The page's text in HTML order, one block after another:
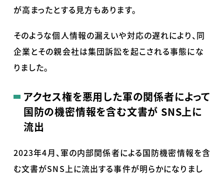
が高まったとする見方もあります。
そのような個人情報の漏えいや対応の遅れにより、同
企業とその親会社は集団訴訟を起こされる事態にな
りました。
アクセス権を悪用した軍の関係者によって
国防の機密情報を含む文書が SNS上に
流出
2023年4月、軍の内部関係者による国防機密情報を含
む文書がSNS上に流出する事件が明らかになりまし